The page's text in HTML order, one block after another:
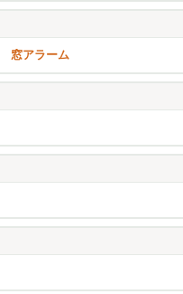
窓アラーム